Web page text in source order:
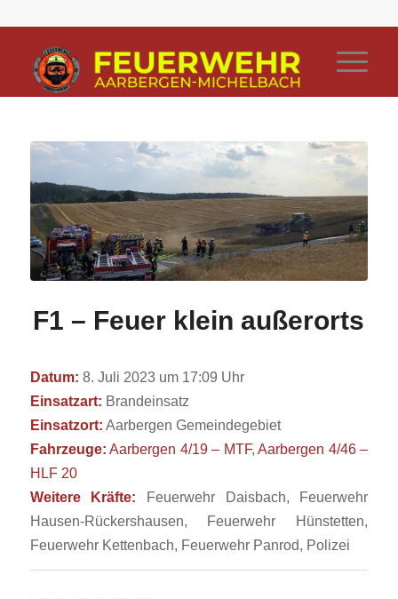
F1 – Feuer klein außerorts
Datum: 8. Juli 2023 um 17:09 Uhr
Einsatzart: Brandeinsatz
Einsatzort: Aarbergen Gemeindegebiet
Fahrzeuge: Aarbergen 4/19 – MTF,Aarbergen 4/46 –
HLF 20
Weitere Kräfte: Feuerwehr Daisbach, Feuerwehr
Hausen-Rückershausen, Feuerwehr Hünstetten,
Feuerwehr Kettenbach, Feuerwehr Panrod, Polizei